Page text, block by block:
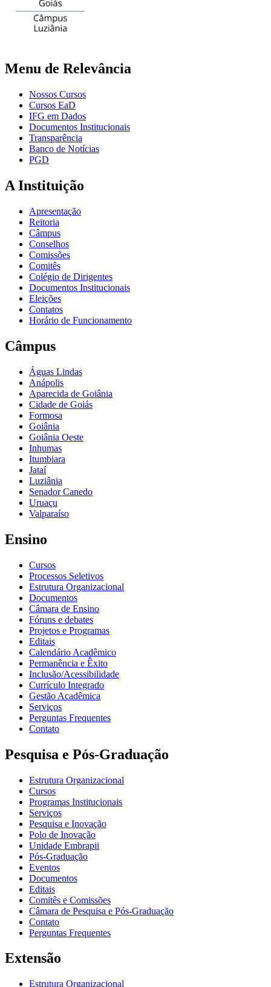
Menu de Relevância
Nossos Cursos
Cursos EaD
IFG em Dados
Documentos Institucionais
Transparência
Banco de Notícias
PGD
A Instituição
Apresentação
Reitoria
Câmpus
Conselhos
Comissões
Comitês
Colégio de Dirigentes
Documentos Institucionais
Eleições
Contatos
Horário de Funcionamento
Câmpus
Águas Lindas
Anápolis
Aparecida de Goiânia
Cidade de Goiás
Formosa
Goiânia
Goiânia Oeste
Inhumas
Itumbiara
Jataí
Luziânia
Senador Canedo
Uruaçu
Valparaíso
Ensino
Cursos
Processos Seletivos
Estrutura Organizacional
Documentos
Câmara de Ensino
Fóruns e debates
Projetos e Programas
Editais
Calendário Acadêmico
Permanência e Êxito
Inclusão/Acessibilidade
Currículo Integrado
Gestão Acadêmica
Serviços
Perguntas Frequentes
Contato
Pesquisa e Pós-Graduação
Estrutura Organizacional
Cursos
Programas Institucionais
Serviços
Pesquisa e Inovação
Polo de Inovação
Unidade Embrapii
Pós-Graduação
Eventos
Documentos
Editais
Comitês e Comissões
Câmara de Pesquisa e Pós-Graduação
Contato
Perguntas Frequentes
Extensão
Estrutura Organizacional